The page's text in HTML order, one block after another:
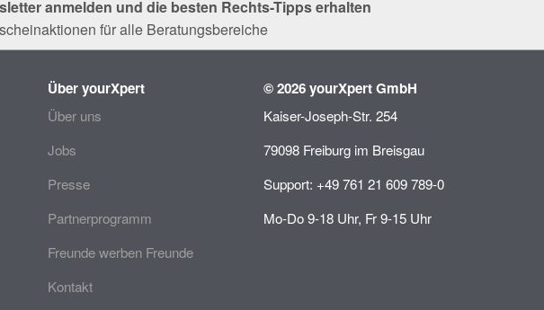
anmelden und die besten Rechts-Tipps erhalten
für alle Beratungsbereiche
Über yourXpert
Über uns
Jobs
Presse
Partnerprogramm
Freunde werben Freunde
Kontakt
© 2026 yourXpert GmbH
Kaiser-Joseph-Str. 254
79098 Freiburg im Breisgau
Support: +49 761 21 609 789-0
Mo-Do 9-18 Uhr, Fr 9-15 Uhr